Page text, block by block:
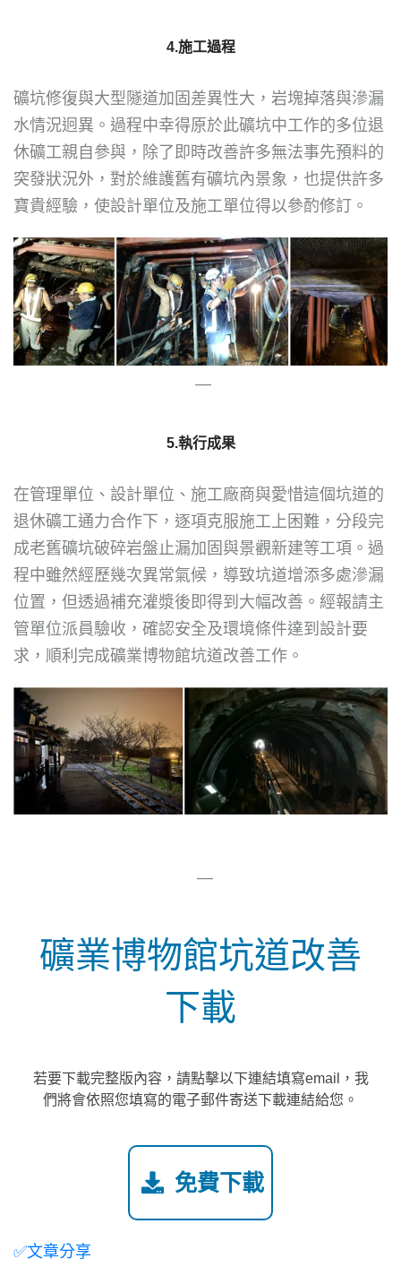
4.施工過程
礦坑修復與大型隧道加固差異性大，岩塊掉落與滲漏
水情況迥異。過程中幸得原於此礦坑中工作的多位退
休礦工親自參與，除了即時改善許多無法事先預料的
突發狀況外，對於維護舊有礦坑內景象，也提供許多
寶貴經驗，使設計單位及施工單位得以參酌修訂。
—
5.執行成果
在管理單位、設計單位、施工廠商與愛惜這個坑道的
退休礦工通力合作下，逐項克服施工上困難，分段完
成老舊礦坑破碎岩盤止漏加固與景觀新建等工項。過
程中雖然經歷幾次異常氣候，導致坑道增添多處滲漏
位置，但透過補充灌漿後即得到大幅改善。經報請主
管單位派員驗收，確認安全及環境條件達到設計要
求，順利完成礦業博物館坑道改善工作。
—
礦業博物館坑道改善
下載
若要下載完整版內容，請點擊以下連結填寫email，我
們將會依照您填寫的電子郵件寄送下載連結給您。
免費下載
✅文章分享